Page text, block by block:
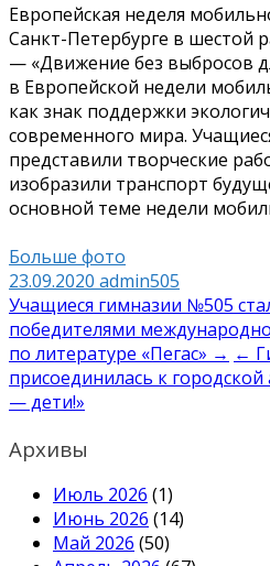
Европейская неделя
Санкт-Петербурге в шестой
— «Движение без выбросов
в Европейской недели
как знак поддержки
современного мира.
представили творческие
изобразили транспорт
основной теме недели
Больше фото
23.09.2020 admin505
Навигация
по
записям
Учащиеся гимназии №505
победителями
по литературе «Пегас» → ←
присоединилась к
— дети!»
Архивы
Июль 2026 (1)
Июнь 2026 (14)
Май 2026 (50)